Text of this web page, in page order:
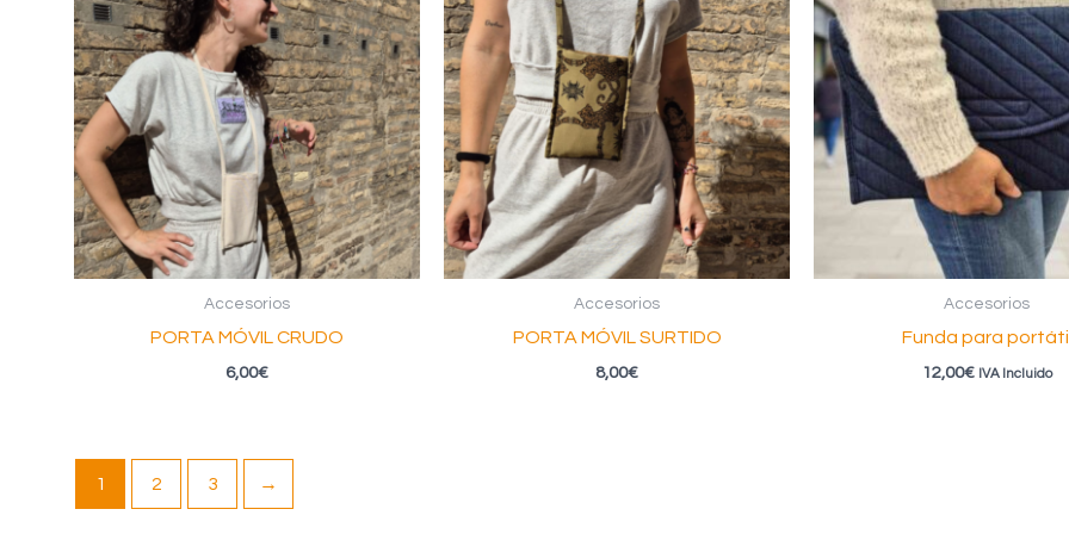
Accesorios
PORTA MÓVIL CRUDO
6,00€
Accesorios
PORTA MÓVIL SURTIDO
8,00€
Accesorios
Funda para portátil
12,00€ IVA Incluido
1 2 3 →